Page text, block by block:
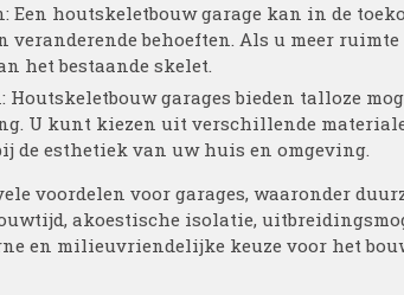
Een houtskeletbouw garage kan in de
veranderende behoeften. Als u meer
het bestaande skelet.
garages bieden talloze
U kunt kiezen uit verschillende
de esthetiek van uw huis en omgeving.
voordelen voor garages, waaronder
akoestische isolatie,
en milieuvriendelijke keuze voor het